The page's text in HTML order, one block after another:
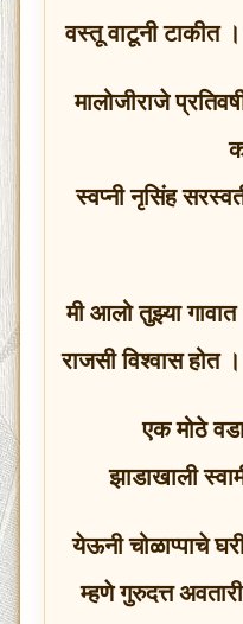
वस्तू वाटूनी टाकीत
मालोजीराजे
स्वप्नी नृसिंह
मी आलो तुझ्या
राजसी विश्वास होत
एक मोठे
झाडाखाली
येऊनी चोळाप्पाचे
म्हणे गुरुदत्त